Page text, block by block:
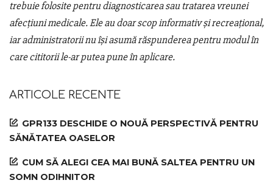
trebuie folosite pentru diagnosticarea sau tratarea vreunei
afecțiuni medicale. Ele au doar scop informativ și recreațional,
iar administratorii nu își asumă răspunderea pentru modul în
care cititorii le-ar putea pune în aplicare.
ARTICOLE RECENTE
GPR133 DESCHIDE O NOUĂ PERSPECTIVĂ PENTRU
SĂNĂTATEA OASELOR
CUM SĂ ALEGI CEA MAI BUNĂ SALTEA PENTRU UN
SOMN ODIHNITOR